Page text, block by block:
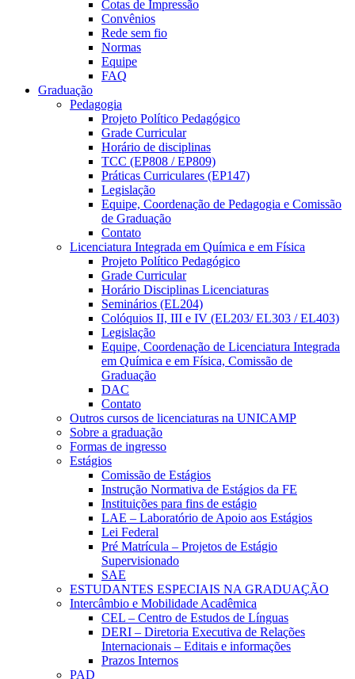
Cotas de Impressão
Convênios
Rede sem fio
Normas
Equipe
FAQ
Graduação
Pedagogia
Projeto Político Pedagógico
Grade Curricular
Horário de disciplinas
TCC (EP808 / EP809)
Práticas Curriculares (EP147)
Legislação
Equipe, Coordenação de Pedagogia e Comissão
de Graduação
Contato
Licenciatura Integrada em Química e em Física
Projeto Político Pedagógico
Grade Curricular
Horário Disciplinas Licenciaturas
Seminários (EL204)
Colóquios II, III e IV (EL203/ EL303 / EL403)
Legislação
Equipe, Coordenação de Licenciatura Integrada
em Química e em Física, Comissão de
Graduação
DAC
Contato
Outros cursos de licenciaturas na UNICAMP
Sobre a graduação
Formas de ingresso
Estágios
Comissão de Estágios
Instrução Normativa de Estágios da FE
Instituições para fins de estágio
LAE – Laboratório de Apoio aos Estágios
Lei Federal
Pré Matrícula – Projetos de Estágio
Supervisionado
SAE
ESTUDANTES ESPECIAIS NA GRADUAÇÃO
Intercâmbio e Mobilidade Acadêmica
CEL – Centro de Estudos de Línguas
DERI – Diretoria Executiva de Relações
Internacionais – Editais e informações
Prazos Internos
PAD